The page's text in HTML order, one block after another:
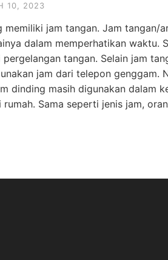
10, 2023
memiliki jam tangan. Jam tangan/
dalam memperhatikan waktu.
tangan. Selain jam
jam dari telepon genggam.
dinding masih digunakan dalam
Sama seperti jenis jam,